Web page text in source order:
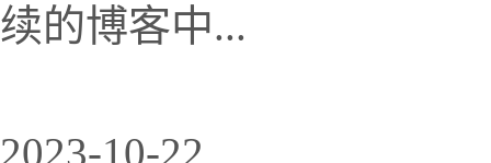
续的博客中...
2023-10-22